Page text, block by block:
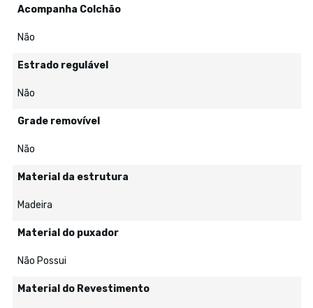
Acompanha Colchão
Não
Estrado regulável
Não
Grade removível
Não
Material da estrutura
Madeira
Material do puxador
Não Possui
Material do Revestimento